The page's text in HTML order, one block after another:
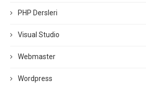
PHP Dersleri
Visual Studio
Webmaster
Wordpress